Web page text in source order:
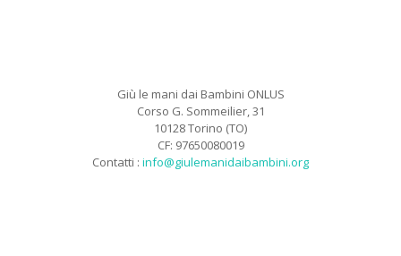
Giù le mani dai Bambini ONLUS
Corso G. Sommeilier, 31
10128 Torino (TO)
CF: 97650080019
Contatti : info@giulemanidaibambini.org